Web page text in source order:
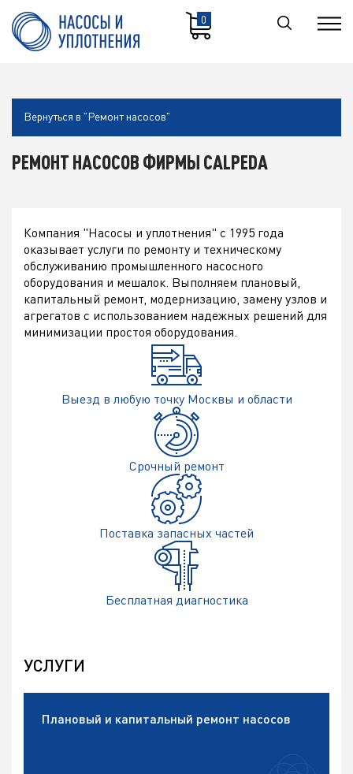
0
Вернуться в "Ремонт насосов"
РЕМОНТ НАСОСОВ ФИРМЫ CALPEDA
Компания "Насосы и уплотнения" с 1995 года
оказывает услуги по ремонту и техническому
обслуживанию промышленного насосного
оборудования и мешалок. Выполняем плановый,
капитальный ремонт, модернизацию, замену узлов и
агрегатов с использованием надежных решений для
минимизации простоя оборудования.
Выезд в любую точку Москвы и области
Срочный ремонт
Поставка запасных частей
Бесплатная диагностика
УСЛУГИ
Плановый и капитальный ремонт насосов